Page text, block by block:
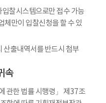
찰시스템으로만 접수 가능
체만이 입찰신청을 할 수 있
산출내역서를 반드시 첨부
속
관한 법률 시행령」 제37조